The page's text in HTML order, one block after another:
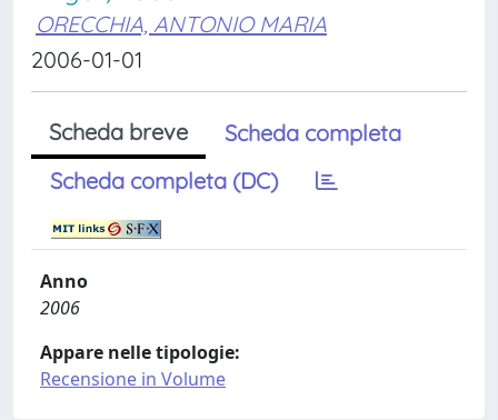
ORECCHIA, ANTONIO MARIA
2006-01-01
Scheda breve
Scheda completa
Scheda completa (DC)
Anno
2006
Appare nelle tipologie:
Recensione in Volume